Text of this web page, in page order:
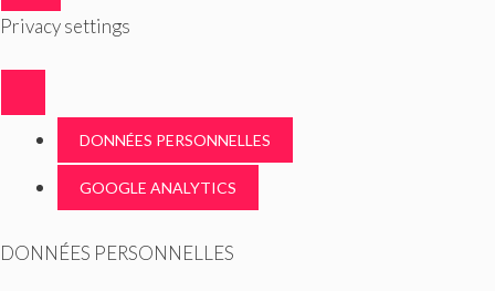
FERMER
Privacy settings
DONNÉES PERSONNELLES
GOOGLE ANALYTICS
DONNÉES PERSONNELLES